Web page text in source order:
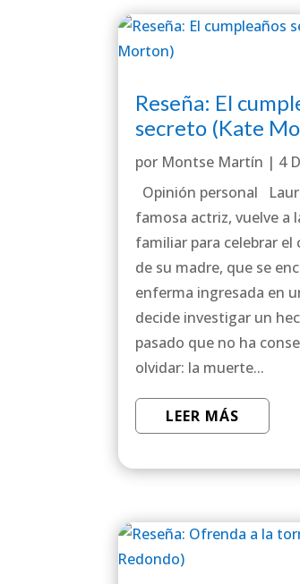
Reseña: El
secreto (Kate
por Montse Martín | 4
Opinión personal
famosa actriz, vuelve a
familiar para celebrar el
de su madre, que se
enferma ingresada en
decide investigar un
pasado que no ha
olvidar: la muerte...
LEER MÁS